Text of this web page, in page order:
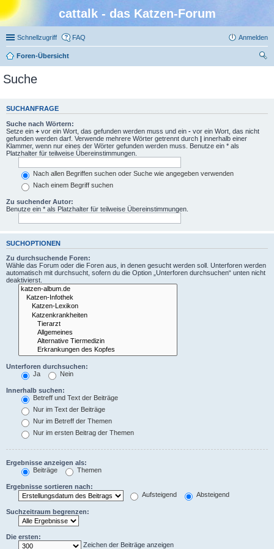
cattalk - das Katzen-Forum
Schnellzugriff FAQ Anmelden
Foren-Übersicht
Suche
SUCHANFRAGE
Suche nach Wörtern:
Setze ein + vor ein Wort, das gefunden werden muss und ein - vor ein Wort, das nicht
gefunden werden darf. Verwende mehrere Wörter getrennt durch | innerhalb einer
Klammer, wenn nur eines der Wörter gefunden werden muss. Benutze ein * als
Platzhalter für teilweise Übereinstimmungen.
Nach allen Begriffen suchen oder Suche wie angegeben verwenden
Nach einem Begriff suchen
Zu suchender Autor:
Benutze ein * als Platzhalter für teilweise Übereinstimmungen.
SUCHOPTIONEN
Zu durchsuchende Foren:
Wähle das Forum oder die Foren aus, in denen gesucht werden soll. Unterforen werden
automatisch mit durchsucht, sofern du die Option „Unterforen durchsuchen“ unten nicht
deaktivierst.
Unterforen durchsuchen:
Ja
Nein
Innerhalb suchen:
Betreff und Text der Beiträge
Nur im Text der Beiträge
Nur im Betreff der Themen
Nur im ersten Beitrag der Themen
Ergebnisse anzeigen als:
Beiträge
Themen
Ergebnisse sortieren nach:
Aufsteigend
Absteigend
Suchzeitraum begrenzen:
Die ersten:
Zeichen der Beiträge anzeigen